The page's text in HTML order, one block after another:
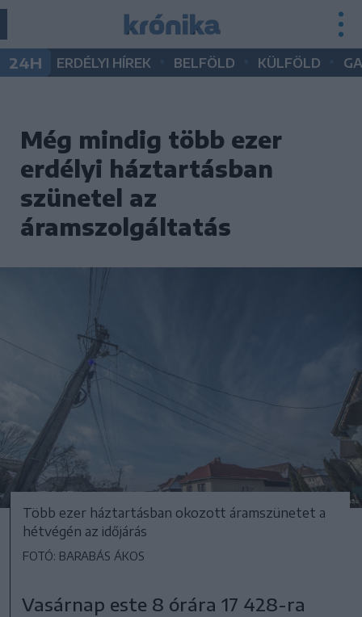
24H ERDÉLYI HÍREK BELFÖLD KÜLFÖLD
Még mindig több ezer
erdélyi háztartásban
szünetel az
áramszolgáltatás
Több ezer háztartásban okozott áramszünetet a
hétvégén az időjárás
FOTÓ: BARABÁS ÁKOS
Vasárnap este 8 órára 17 428-ra